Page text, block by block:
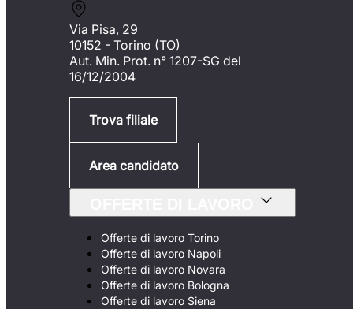
Via Pisa, 29
10152 - Torino (TO)
Aut. Min. Prot. n° 1207-SG del
16/12/2004
Trova filiale
Area candidato
Offerte di lavoro Torino
Offerte di lavoro Napoli
Offerte di lavoro Novara
Offerte di lavoro Bologna
Offerte di lavoro Siena